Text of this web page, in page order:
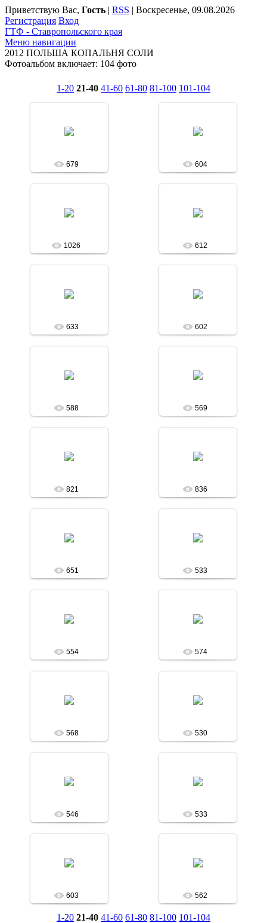
Приветствую Вас, Гость | RSS | Воскресенье, 09.08.2026
Регистрация Вход
ГТФ - Ставропольского края
Меню навигации
2012 ПОЛЬША КОПАЛЬНЯ СОЛИ
Фотоальбом включает: 104 фото
1-20 21-40 41-60 61-80 81-100 101-104
679 604
1026 612
633 602
588 569
821 836
651 533
554 574
568 530
546 533
603 562
1-20 21-40 41-60 61-80 81-100 101-104